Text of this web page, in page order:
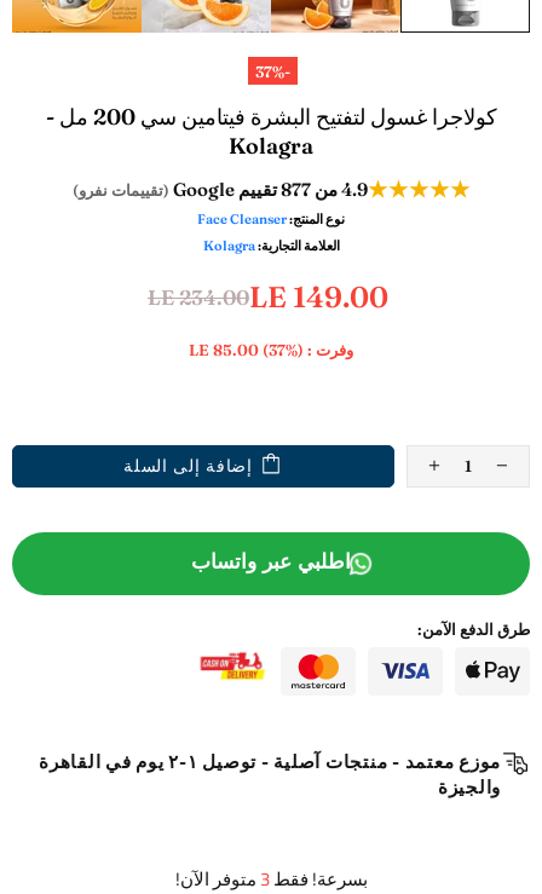
-37%
كولاجرا غسول لتفتيح البشرة فيتامين سي 200 مل -
Kolagra
★★★★★
4.9من 877 تقييم Google (تقييمات نفرو)
نوع المنتج:Face Cleanser
العلامة التجارية:Kolagra
LE 234.00LE 149.00
وفرت : LE 85.00 (37%)
إضافة إلى السلة
اطلبي عبر واتساب
طرق الدفع الآمن:
موزع معتمد - منتجات آصلية - توصيل ١-٢ يوم في القاهرة
والجيزة
بسرعة! فقط3 متوفر الآن!